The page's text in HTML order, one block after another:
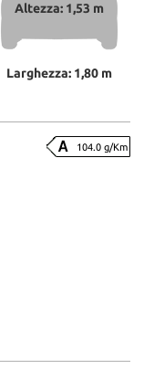
Altezza: 1,53 m
Larghezza: 1,80 m
104.0 g/Km